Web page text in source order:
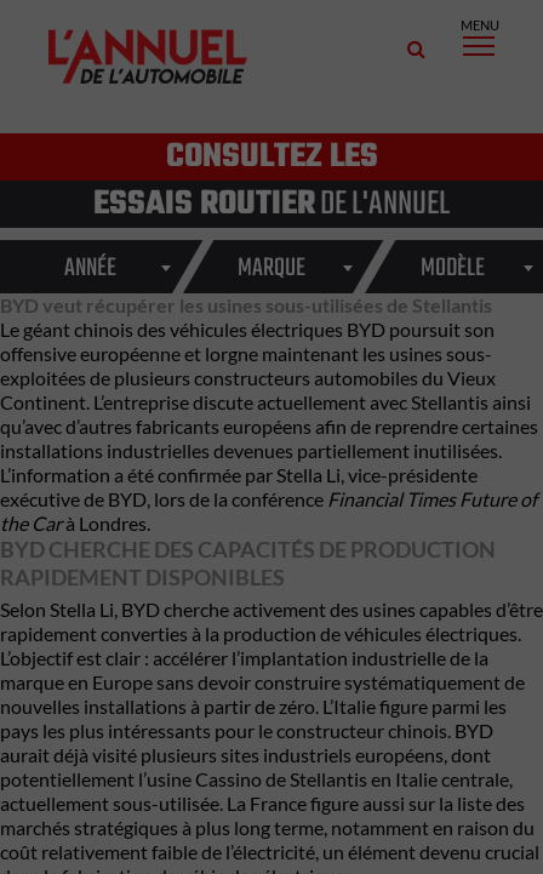
MENU
CONSULTEZ LES
ESSAIS ROUTIERDE L'ANNUEL
ANNÉE MARQUE MODÈLE
BYD veut récupérer les usines sous-utilisées de Stellantis
Le géant chinois des véhicules électriques BYD poursuit son
offensive européenne et lorgne maintenant les usines sous-
exploitées de plusieurs constructeurs automobiles du Vieux
Continent. L’entreprise discute actuellement avecStellantis ainsi
qu’avec d’autres fabricants européens afin de reprendre certaines
installations industrielles devenues partiellement inutilisées.
L’information a été confirmée par Stella Li, vice-présidente
exécutive de BYD, lors de la conférence Financial Times Future of
the Carà Londres.
BYD CHERCHE DES CAPACITÉS DE PRODUCTION
RAPIDEMENT DISPONIBLES
Selon Stella Li, BYD cherche activement des usines capables d’être
rapidement converties à la production de véhicules électriques.
L’objectif est clair : accélérer l’implantation industrielle de la
marque en Europe sans devoir construire systématiquement de
nouvelles installations à partir de zéro. L’Italie figure parmi les
pays les plus intéressants pour le constructeur chinois. BYD
aurait déjà visité plusieurs sites industriels européens, dont
potentiellement l’usine Cassino de Stellantis en Italie centrale,
actuellement sous-utilisée. La France figure aussi sur la liste des
marchés stratégiques à plus long terme, notamment en raison du
coût relativement faible de l’électricité, un élément devenu crucial